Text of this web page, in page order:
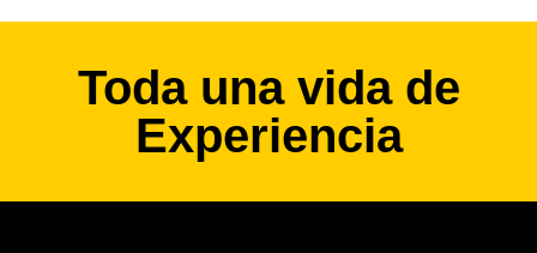
Toda una vida de
Experiencia